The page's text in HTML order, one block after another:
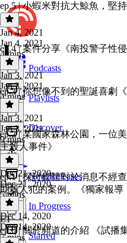
Podcasts
Playlists
Discover
New Releases
In Progress
Starred
ep.5 | 小蝦米對抗大鯨魚，堅
Jan 4, 2021
Jan 4, 2021
4 mins
ep.4 | 案件分享《南投警子性
Jan 3, 2021
Jan 3, 2021
4 mins
ep.3 | 你想像不到的聖誕喜劇
Jan 3, 2021
Jan 3, 2021
9 mins
ep.2 | 某國家森林公園，一位
主殺人事件》
Dec 21, 2020
Dec 21, 2020
5 mins
ep.1 | 探討媒體對於消息不經
助殺人犯的案例。《獨家報導
Dec 14, 2020
Dec 14, 2020
7 mins
E1
ep.0 | 關於頻道的介紹 《試播集